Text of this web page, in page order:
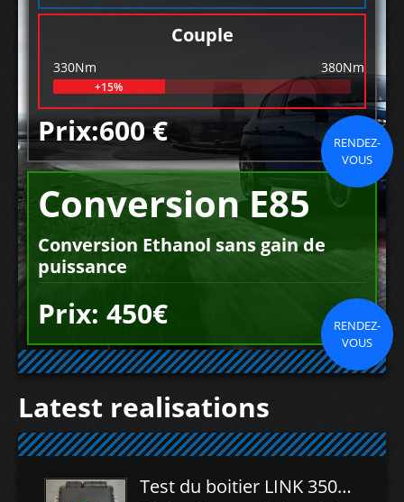
Couple
330Nm 380Nm
+15%
Prix:600 €
RENDEZ-
VOUS
Conversion E85
Conversion Ethanol sans gain de
puissance
Prix: 450€
RENDEZ-
VOUS
Latest realisations
Test du boitier LINK 350Z Plugin ECU